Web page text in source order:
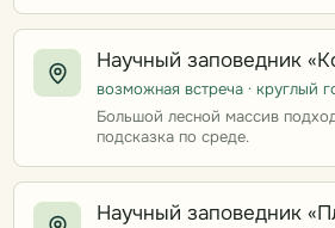
Научный заповедник
возможная встреча · круглый
Большой лесной массив
подсказка по среде.
Научный заповедник